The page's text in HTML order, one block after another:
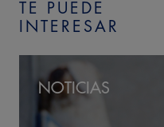
TE PUEDE
INTERESAR
NOTICIAS